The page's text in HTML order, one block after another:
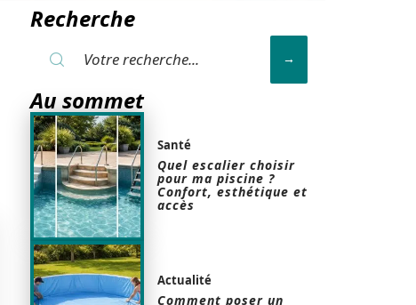
Recherche
Au sommet
Santé
Quel escalier choisir
pour ma piscine ?
Confort, esthétique et
accès
Actualité
Comment poser un